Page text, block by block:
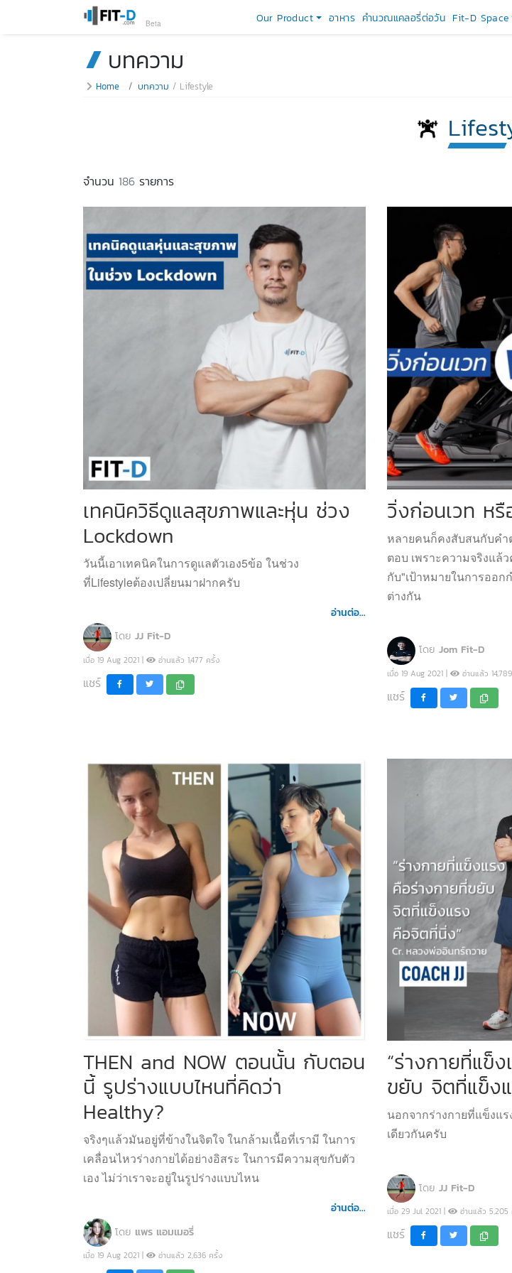
Our Product อาหาร คำนวณแคลอรี่ต่อวัน Fit-D Space
Beta
บทความ
Home บทความ Lifestyle
จำนวน 186 รายการ
เทคนิควิธีดูแลสุขภาพและหุ่น ช่วง
Lockdown
วันนี้เอาเทคนิคในการดูแลตัวเอง5ข้อ ในช่วง
ที่Lifestyleต้องเปลี่ยนมาฝากครับ
อ่านต่อ...
โดย JJ Fit-D
เมื่อ 19 Aug 2021 | อ่านแล้ว 1,477 ครั้ง
แชร์
วิ่งก่อนเวท ห
หลายคนก็คงสับสนกับค
ตอบ เพราะความจริงแ
กับ"เป้าหมายในการออ
ต่างกัน
โดย Jom Fit-D
เมื่อ 19 Aug 2021 | อ่านแล้ว
แชร์
THEN and NOW ตอนนั้น กับตอน
นี้ รูปร่างแบบไหนที่คิดว่า
Healthy?
จริงๆแล้วมันอยู่ที่ข้างในจิตใจ ในกล้ามเนื้อที่เรามี ในการ
เคลื่อนไหวร่างกายได้อย่างอิสระ ในการมีความสุขกับตัว
เอง ไม่ว่าเราจะอยู่ในรูปร่างแบบไหน
อ่านต่อ...
โดย แพร แอมเมอรี่
เมื่อ 19 Aug 2021 | อ่านแล้ว 2,636 ครั้ง
“ร่างกายที่แข็
ขยับ จิตที่แข็ง
นอกจากร่างกายที่แข็งแร
เดียวกันครับ
โดย JJ Fit-D
เมื่อ 29 Jul 2021 | อ่านแล้ว 5,205
แชร์